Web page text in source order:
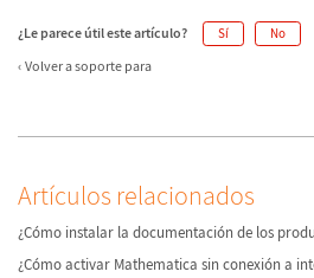
¿Le parece útil este artículo? Sí No
Volver a soporte para
Artículos relacionados
¿Cómo instalar la documentación de los
¿Cómo activar Mathematica sin conexión a